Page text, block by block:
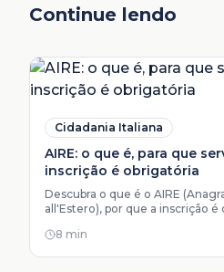
Continue lendo
Cidadania Italiana
AIRE: o que é, para que
inscrição é obrigatória
Descubra o que é o AIRE
all'Estero), por que a inscrição é
8 min